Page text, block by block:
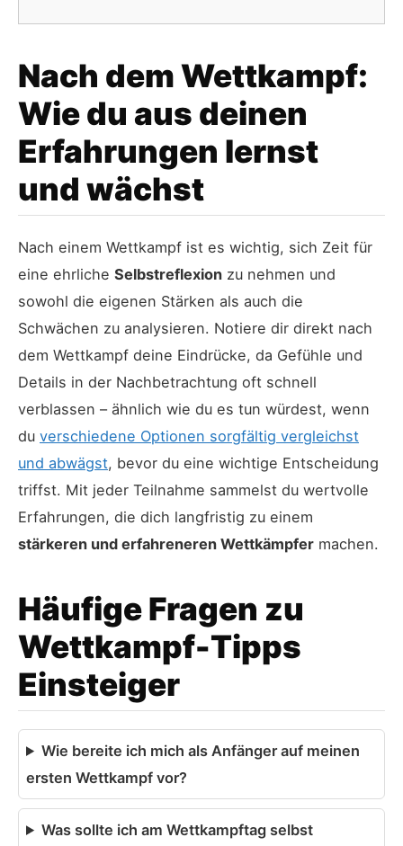
Nach dem Wettkampf:
Wie du aus deinen
Erfahrungen lernst
und wächst
Nach einem Wettkampf ist es wichtig, sich Zeit für
eine ehrliche Selbstreflexion zu nehmen und
sowohl die eigenen Stärken als auch die
Schwächen zu analysieren. Notiere dir direkt nach
dem Wettkampf deine Eindrücke, da Gefühle und
Details in der Nachbetrachtung oft schnell
verblassen – ähnlich wie du es tun würdest, wenn
du verschiedene Optionen sorgfältig vergleichst
und abwägst, bevor du eine wichtige Entscheidung
triffst. Mit jeder Teilnahme sammelst du wertvolle
Erfahrungen, die dich langfristig zu einem
stärkeren und erfahreneren Wettkämpfer machen.
Häufige Fragen zu
Wettkampf-Tipps
Einsteiger
Wie bereite ich mich als Anfänger auf meinen
ersten Wettkampf vor?
Was sollte ich am Wettkampftag selbst